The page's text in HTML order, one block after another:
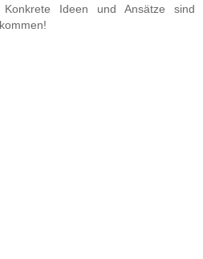
Konkrete Ideen und Ansätze sind